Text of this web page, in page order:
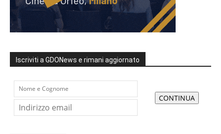
Iscriviti a GDONews e rimani aggiornato